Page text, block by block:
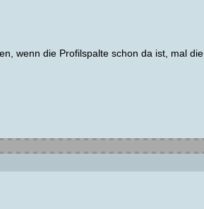
wenn die Profilspalte schon da ist, mal